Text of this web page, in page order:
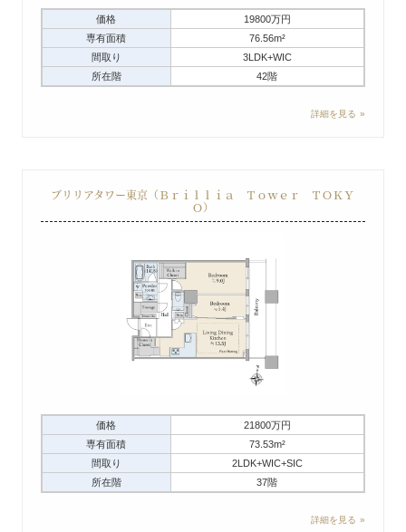
価格
19800万円
専有面積
76.56m²
間取り
3LDK+WIC
所在階
42階
詳細を見る
ブリリアタワー東京（Ｂｒｉｌｌｉａ Ｔｏｗｅｒ ＴＯＫＹ
Ｏ）
価格
21800万円
専有面積
73.53m²
間取り
2LDK+WIC+SIC
所在階
37階
詳細を見る